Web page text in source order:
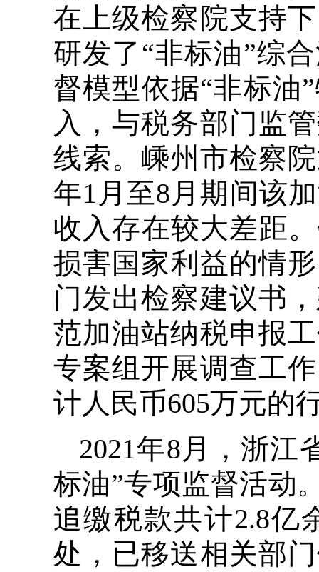
在上级检察院支持
研发了“非标油”综
督模型依据“非标油
入，与税务部门监
线索。嵊州市检察
年1月至8月期间该
收入存在较大差距
损害国家利益的情
门发出检察建议书
范加油站纳税申报
专案组开展调查工
计人民币605万元的
2021年8月，浙江
标油”专项监督活动
追缴税款共计2.8亿
处，已移送相关部